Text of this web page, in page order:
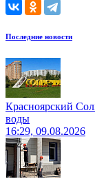
Последние новости
Красноярский
воды
16:29, 09.08.2026